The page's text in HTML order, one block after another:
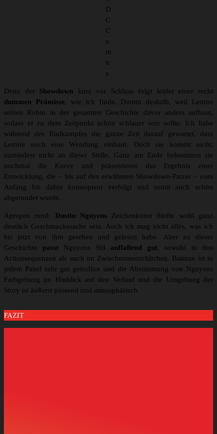
D
C
C
o
m
ic
s
Denn der Showdown kurz vor Schluss folgt leider einer recht
dummen Prämisse, wie ich finde. Dumm deshalb, weil Lemire
seinen Robin in der gesamten Geschichte davor anders aufbaut,
sodass er zu dem Zeitpunkt schon schlauer sein sollte. Ich habe
während des Endkampfes die ganze Zeit darauf gewartet, dass
Lemire noch eine Wendung einbaut. Doch sie kommt nicht;
zumindest nicht an dieser Stelle. Ganz am Ende bekommen sie
nochmal die Kurve und präsentieren das Ergebnis einer
Entwicklung, die – bis auf den erwähnten Showdown-Patzer – vom
Anfang bis dahin konsequent verfolgt und somit auch schön
abgerundet wurde.
Apropos rund: Dustin Nguyens Zeichenkunst dürfte wohl ganz
deutlich Geschmackssache sein. Auch ich mag nicht alles, was ich
bis jetzt von ihm gesehen und gelesen habe. Aber zu dieser
Geschichte passt Nguyens Stil auffallend gut, sowohl in den
Actionsequenzen als auch im Zwischenmenschlichen. Batman ist in
jedem Panel sehr gut getroffen und die Abstimmung von Nguyens
Farbgebung im Hinblick auf den Verlauf und die Umgebung der
Story ist äußerst passend und atmosphärisch.
FAZIT